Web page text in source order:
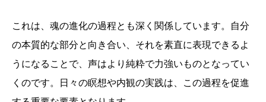
これは、魂の進化の過程とも深く関係しています。自分
の本質的な部分と向き合い、それを素直に表現できるよ
うになることで、声はより純粋で力強いものとなってい
くのです。日々の瞑想や内観の実践は、この過程を促進